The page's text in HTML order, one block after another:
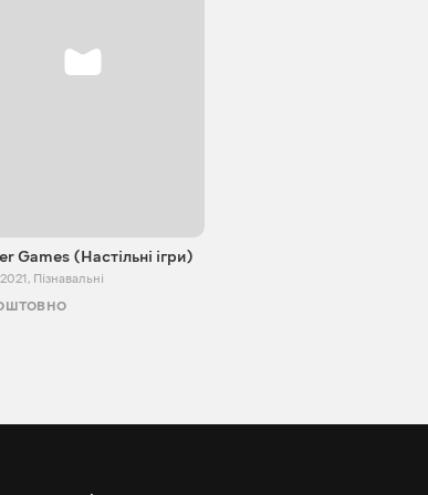
Games (Настільні ігри)
, Пізнавальні